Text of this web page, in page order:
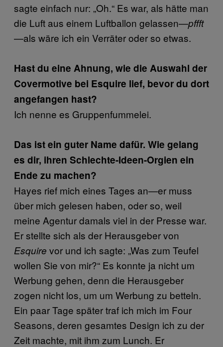
sagte einfach nur: „Oh.“ Es war, als hätte man
die Luft aus einem Luftballon gelassen—pffft
—als wäre ich ein Verräter oder so etwas.
Hast du eine Ahnung, wie die Auswahl der
Covermotive bei Esquire lief, bevor du dort
angefangen hast?
Ich nenne es Gruppenfummelei.
Das ist ein guter Name dafür. Wie gelang
es dir, ihren Schlechte-Ideen-Orgien ein
Ende zu machen?
Hayes rief mich eines Tages an—er muss
über mich gelesen haben, oder so, weil
meine Agentur damals viel in der Presse war.
Er stellte sich als der Herausgeber von
Esquire vor und ich sagte: „Was zum Teufel
wollen Sie von mir?“ Es konnte ja nicht um
Werbung gehen, denn die Herausgeber
zogen nicht los, um um Werbung zu betteln.
Ein paar Tage später traf ich mich im Four
Seasons, deren gesamtes Design ich zu der
Zeit machte, mit ihm zum Lunch. Er